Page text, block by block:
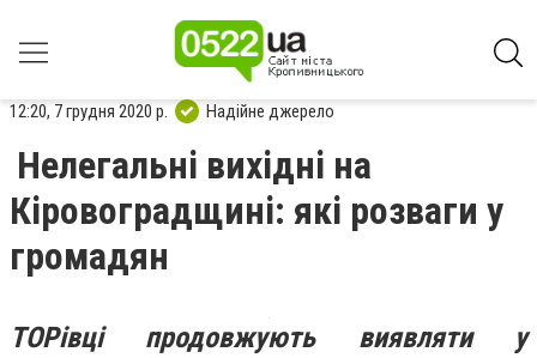
12:20, 7 грудня 2020 р. Надійне джерело
Нелегальні вихідні на
Кіровоградщині: які розваги у
громадян
ТОРівці продовжують виявляти у